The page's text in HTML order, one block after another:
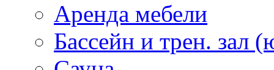
Аренда мебели
Бассейн и трен. зал